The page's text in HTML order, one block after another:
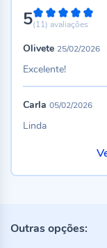
5100%
(11) avaliações
Olivete 25/02/2026
Excelente!
Carla 05/02/2026
Linda
Outras opções: